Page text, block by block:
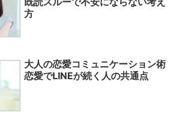
方
大人の恋愛コミュニケーション術
恋愛でLINEが続く人の共通点